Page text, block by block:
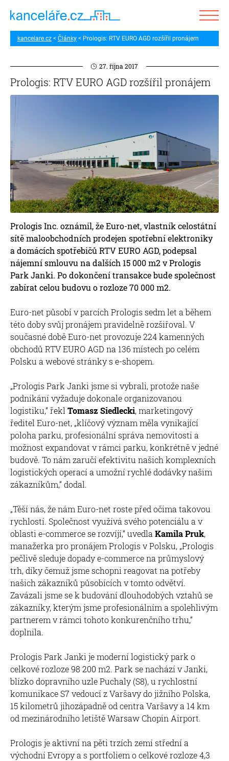
kancelare.cz Články Prologis: RTV EURO AGD rozšířil pronájem
27. října 2017
Prologis: RTV EURO AGD rozšířil pronájem
Prologis Inc. oznámil, že Euro-net, vlastník celostátní
sítě maloobchodních prodejen spotřební elektroniky
a domácích spotřebičů RTV EURO AGD, podepsal
nájemní smlouvu na dalších 15 000 m2 v Prologis
Park Janki. Po dokončení transakce bude společnost
zabírat celou budovu o rozloze 70 000 m2.
Euro-net působí v parcích Prologis sedm let a během
této doby svůj pronájem pravidelně rozšiřoval. V
současné době Euro-net provozuje 224 kamenných
obchodů RTV EURO AGD na 136 místech po celém
Polsku a webové stránky s e-shopem.
„Prologis Park Janki jsme si vybrali, protože naše
podnikání vyžaduje dokonale organizovanou
logistiku,“ řekl Tomasz Siedlecki, marketingový
ředitel Euro-net, „klíčový význam měla vynikající
poloha parku, profesionální správa nemovitosti a
možnost expandovat v rámci parku, konkrétně v jedné
budově. To nám zaručí efektivitu našich komplexních
logistických operací a umožní rychlé dodávky našim
zákazníkům,“ dodal.
„Těší nás, že nám Euro-net roste před očima takovou
rychlostí. Společnost využívá svého potenciálu a v
oblasti e-commerce se rozvíjí,“ uvedla Kamila Pruk,
manažerka pro pronájem Prologis v Polsku, „Prologis
pečlivě sleduje dopady e-commerce na průmyslový
trh, díky čemuž jsme schopni reagovat na potřeby
našich zákazníků působících v tomto odvětví.
Zavázali jsme se k budování dlouhodobých vztahů se
zákazníky, kterým jsme profesionálním a spolehlivým
partnerem v rámci tohoto konkurenčního trhu,“
doplnila.
Prologis Park Janki je moderní logistický park o
celkové rozloze 98 200 m2. Park se nachází v Janki,
blízko dopravního uzle Puchaly (S8), u rychlostní
komunikace S7 vedoucí z Varšavy do jižního Polska,
15 kilometrů jihozápadně od centra Varšavy a 14 km
od mezinárodního letiště Warsaw Chopin Airport.
Prologis je aktivní na pěti trzích zemí střední a
východní Evropy a s portfoliem o celkové rozloze 4,3